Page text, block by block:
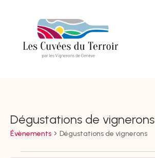
Dégustations de vignerons
Évènements Dégustations de vignerons